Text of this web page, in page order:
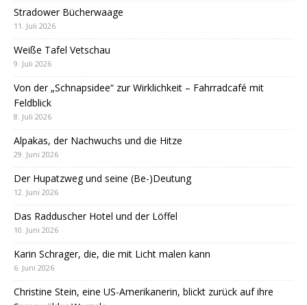
Stradower Bücherwaage
11. Juli 2026
Weiße Tafel Vetschau
9. Juli 2026
Von der „Schnapsidee“ zur Wirklichkeit – Fahrradcafé mit
Feldblick
8. Juli 2026
Alpakas, der Nachwuchs und die Hitze
29. Juni 2026
Der Hupatzweg und seine (Be-)Deutung
12. Juni 2026
Das Radduscher Hotel und der Löffel
10. Juni 2026
Karin Schrager, die, die mit Licht malen kann
6. Juni 2026
Christine Stein, eine US-Amerikanerin, blickt zurück auf ihre